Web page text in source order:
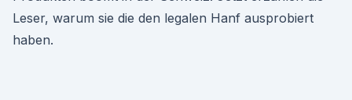
Leser, warum sie die den legalen Hanf ausprobiert
haben.